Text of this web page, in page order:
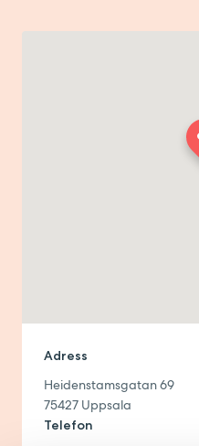
Adress
Heidenstamsgatan 69
75427 Uppsala
Telefon